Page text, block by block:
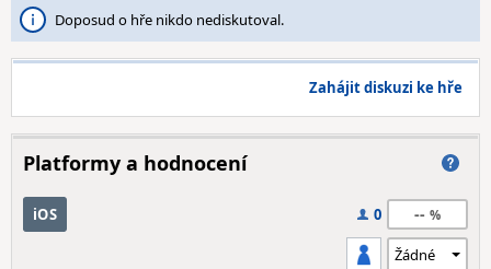
Doposud o hře nikdo nediskutoval.
Zahájit diskuzi ke hře
Platformy a hodnocení
iOS 0 --